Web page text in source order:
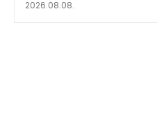
2026.08.08.